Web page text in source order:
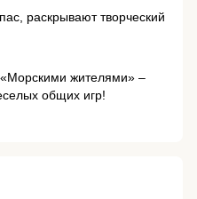
раскрывают творческий
жителями» –
общих игр!